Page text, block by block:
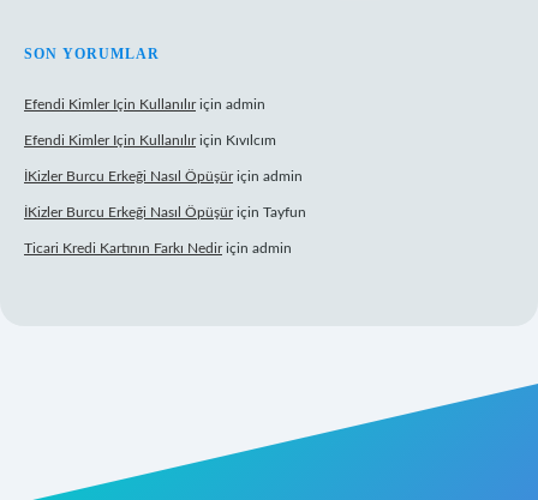
SON YORUMLAR
Efendi Kimler Için Kullanılıriçin admin
Efendi Kimler Için Kullanılıriçin Kıvılcım
İKizler Burcu Erkeği Nasıl Öpüşüriçin admin
İKizler Burcu Erkeği Nasıl Öpüşüriçin Tayfun
Ticari Kredi Kartının Farkı Nediriçin admin